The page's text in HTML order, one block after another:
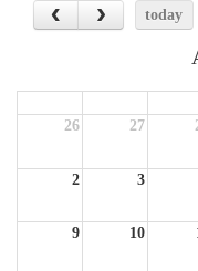
today
26
27
2 3
9 10